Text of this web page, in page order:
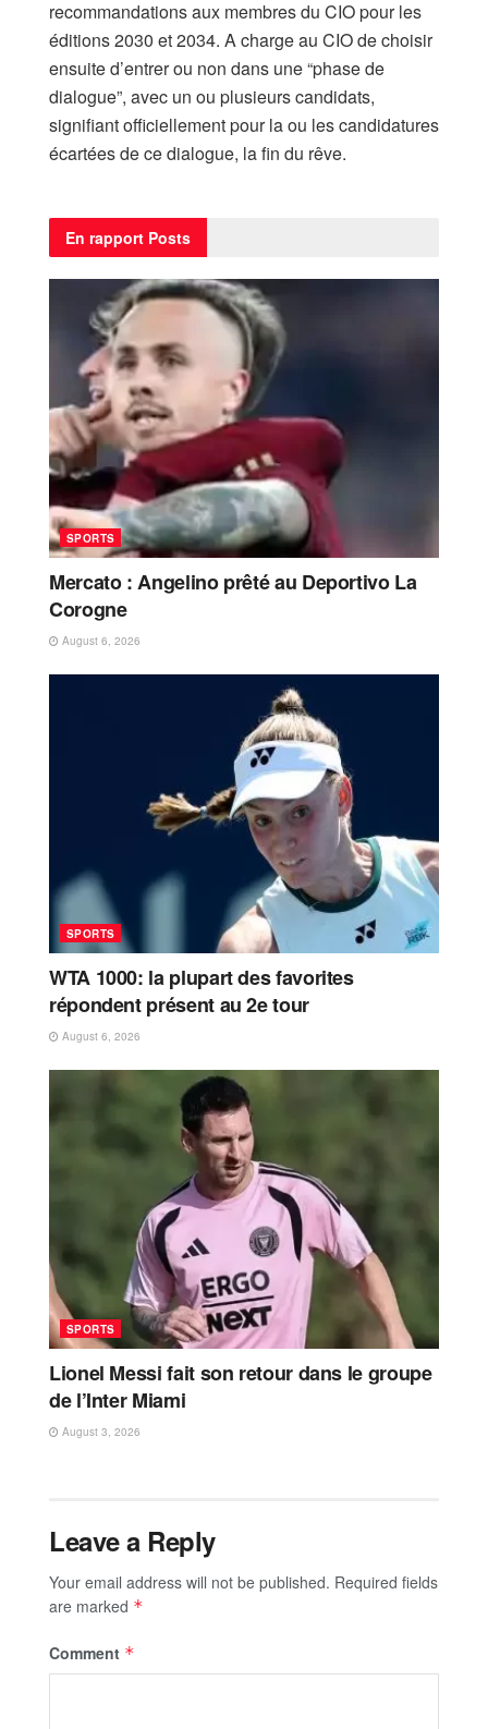
recommandations aux membres du CIO pour les
éditions 2030 et 2034. A charge au CIO de choisir
ensuite d’entrer ou non dans une “phase de
dialogue”, avec un ou plusieurs candidats,
signifiant officiellement pour la ou les candidatures
écartées de ce dialogue, la fin du rêve.
En rapport Posts
SPORTS
Mercato : Angelino prêté au Deportivo La
Corogne
August 6, 2026
SPORTS
WTA 1000: la plupart des favorites
répondent présent au 2e tour
August 6, 2026
SPORTS
Lionel Messi fait son retour dans le groupe
de l’Inter Miami
August 3, 2026
Leave a Reply
Your email address will not be published. Required fields
are marked *
Comment *